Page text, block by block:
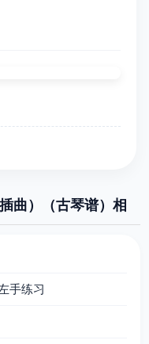
曲）（古琴谱）相
手练习